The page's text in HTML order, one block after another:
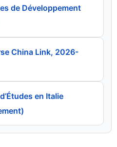
de Développement
China Link, 2026-
en Italie